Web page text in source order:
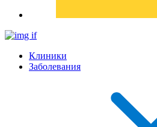
Клиники
Заболевания